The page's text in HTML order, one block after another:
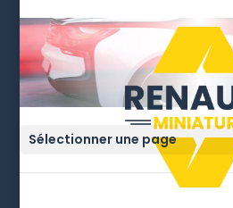
Sélectionner une page